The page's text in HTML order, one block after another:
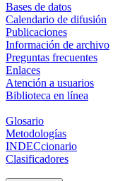
Bases de datos
Calendario de difusión
Publicaciones
Información de archivo
Preguntas frecuentes
Enlaces
Atención a usuarios
Biblioteca en línea
Glosario
Metodologías
INDECcionario
Clasificadores